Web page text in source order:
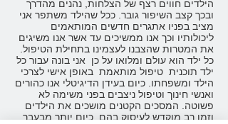
הילדים חווים רצף של הצלחות, נהנים מהדרך
ובכך קצב השיפור גובר. ככל שהילד משתפר אני
מציב בפניו אתגרים חדשים המותאמים
ליכולותיו וכך אנו ממשיכים עד אשר אנו משיגים
את המטרות שהצבנו לעצמינו בתחילת הטיפול.
כל ילד הוא עולם ומלואו על כן אני בונה עבור כל
ילד תוכנית טיפול מותאמת באופן אישי לצרכי
הילד ומשפחתו. כיום בעידן הדיגיטלי אנו כהורים
ואנשי חינוך וטיפול ניצבים בפני משימה לא
פשוטה. המסכים הקטנים מושכים את הילדים
וזמן רב מוקדש לעיסוק בהם. כיום יותר מבעבר